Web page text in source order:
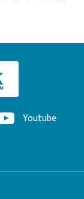
Youtube